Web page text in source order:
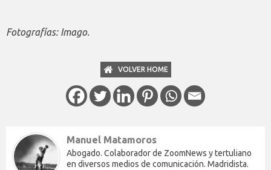
Fotografías: Imago.
VOLVER HOME
Manuel Matamoros
Abogado. Colaborador de ZoomNews y tertuliano
en diversos medios de comunicación. Madridista.